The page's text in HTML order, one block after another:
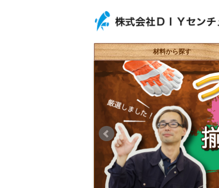
材料から探す